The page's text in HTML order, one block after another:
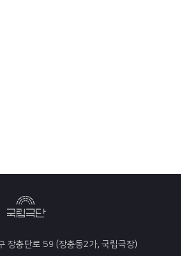
장충단로 59 (장충동2가, 국립극장)